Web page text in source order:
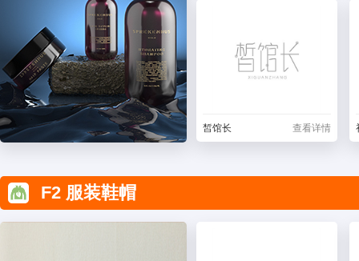
皙馆长 查看详情
F2 服装鞋帽